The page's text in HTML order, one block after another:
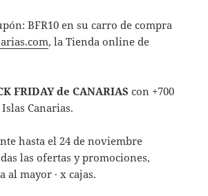
BFR10 en su carro de compra
, la Tienda online de
FRIDAY de CANARIAS con +700
Islas Canarias.
hasta el 24 de noviembre
las ofertas y promociones,
al mayor · x cajas.